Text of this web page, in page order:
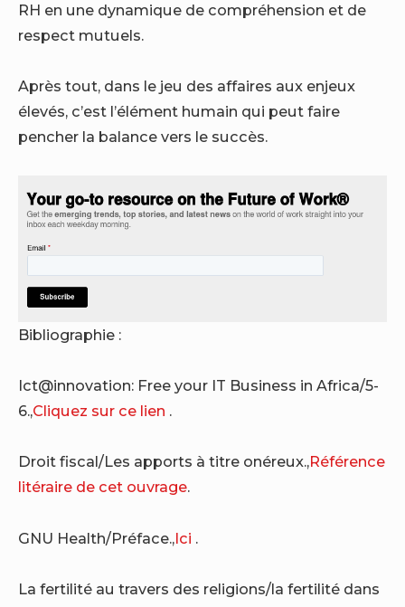
RH en une dynamique de compréhension et de
respect mutuels.
Après tout, dans le jeu des affaires aux enjeux
élevés, c’est l’élément humain qui peut faire
pencher la balance vers le succès.
Bibliographie :
Ict@innovation: Free your IT Business in Africa/5-
6.,Cliquez sur ce lien .
Droit fiscal/Les apports à titre onéreux.,Référence
litéraire de cet ouvrage.
GNU Health/Préface.,Ici .
La fertilité au travers des religions/la fertilité dans